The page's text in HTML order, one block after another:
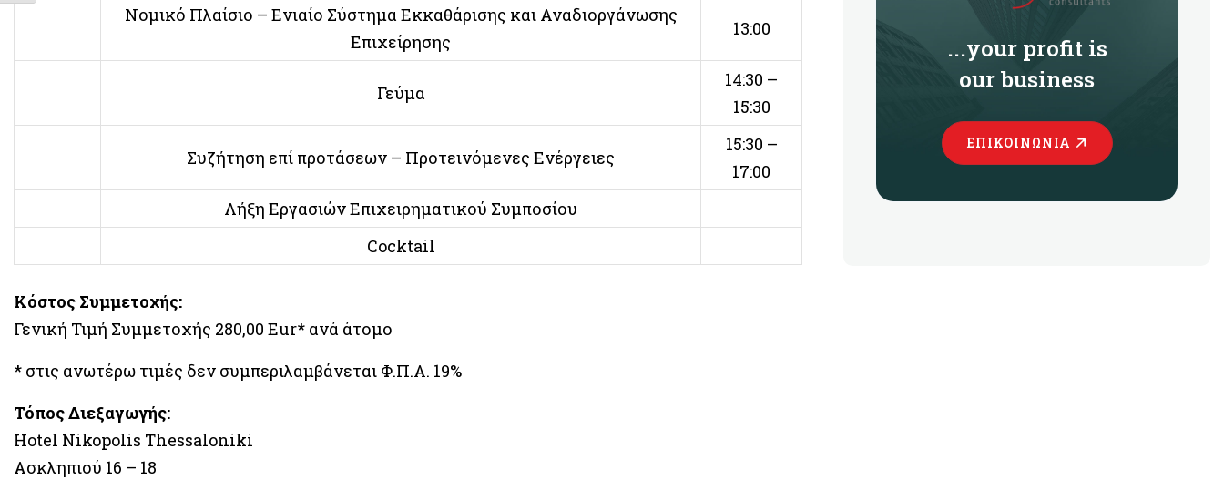
Νομικό Πλαίσιο – Ενιαίο Σύστημα Εκκαθάρισης και Αναδιοργάνωσης
Επιχείρησης
13:00
Γεύμα
14:30 –
15:30
Συζήτηση επί προτάσεων – Προτεινόμενες Ενέργειες
15:30 –
17:00
Λήξη Εργασιών Επιχειρηματικού Συμποσίου
Cocktail
Κόστος Συμμετοχής:
Γενική Τιμή Συμμετοχής 280,00 Eur* ανά άτομο
* στις ανωτέρω τιμές δεν συμπεριλαμβάνεται Φ.Π.Α. 19%
Τόπος Διεξαγωγής:
Hotel Nikopolis Thessaloniki
Ασκληπιού 16 – 18
...your profit is
our business
ΕΠΙΚΟΙΝΩΝΊΑ